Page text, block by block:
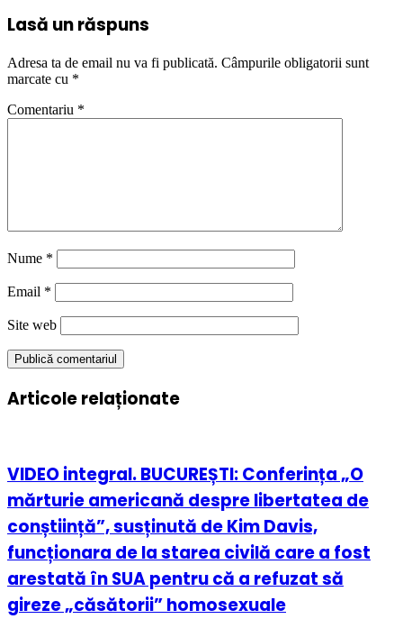
Lasă un răspuns
Adresa ta de email nu va fi publicată. Câmpurile obligatorii sunt
marcate cu *
Comentariu *
Nume *
Email *
Site web
Articole relaționate
VIDEO integral. BUCUREȘTI: Conferința „O
mărturie americană despre libertatea de
conștiință”, susținută de Kim Davis,
funcționara de la starea civilă care a fost
arestată în SUA pentru că a refuzat să
gireze „căsătorii” homosexuale